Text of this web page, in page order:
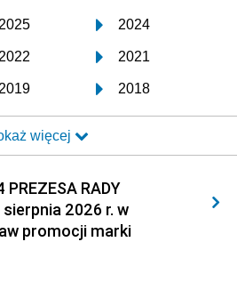
2025 2024
2022 2021
2019 2018
2015
2012
2009
2006
więcej
PREZESA RADY
sierpnia 2026 r. w
promocji marki